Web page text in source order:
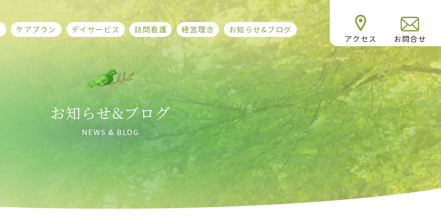
ケアプラン デイサービス 訪問看護 経営理念
お知らせ&ブログ
アクセス
お問合せ
お知らせ&ブログ
NEWS & BLOG